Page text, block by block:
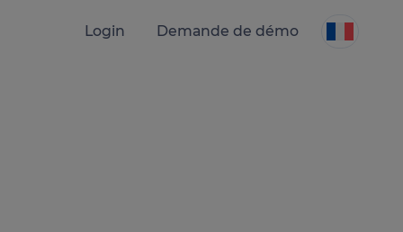
Login Demande de démo